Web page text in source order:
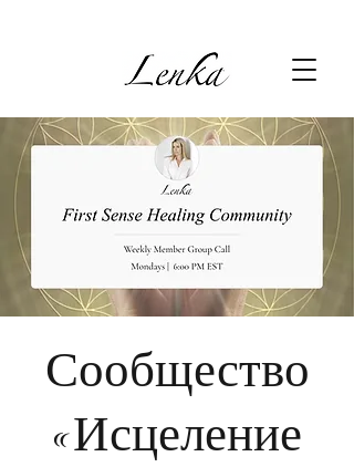
Сообщество
«Исцеление